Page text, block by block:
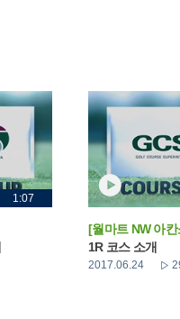
1:07
[월마트 NW 아
1R 코스 소개
2017.06.24